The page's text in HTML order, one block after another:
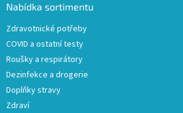
Nabídka sortimentu
Zdravotnické potřeby
COVID a ostatní testy
Roušky a respirátory
Dezinfekce a drogerie
Doplňky stravy
Zdraví